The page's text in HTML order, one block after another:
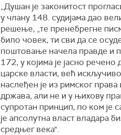
„Душан је законитост
у члану 148. судијама дао
решење, „те пренебрегне
било човек, ти сви да се
поштовање начела правде и
172, у којима је јасно речено
царске власти, већ
наслеђен је из римског
држава, али не и у њихову
супротан принцип, по ком је
је апсолутна власт владара
средњег века".